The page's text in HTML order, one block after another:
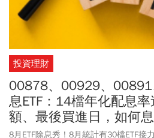
投資理財
00878、00929、
息ETF：14檔年化配息
額、最後買進日，如何
8月ETF除息秀！8月統計有30檔ETF接